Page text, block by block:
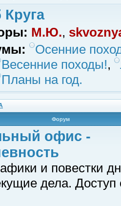
М.Ю.,
Осенние
Весенние походы!,
Планы на год.
Форум
офис -
и повестки
дела.